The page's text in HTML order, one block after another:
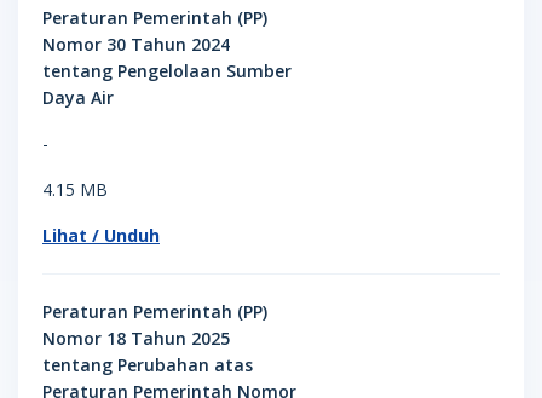
Peraturan Pemerintah (PP)
Nomor 30 Tahun 2024
tentang Pengelolaan Sumber
Daya Air
-
4.15 MB
Lihat / Unduh
Peraturan Pemerintah (PP)
Nomor 18 Tahun 2025
tentang Perubahan atas
Peraturan Pemerintah Nomor